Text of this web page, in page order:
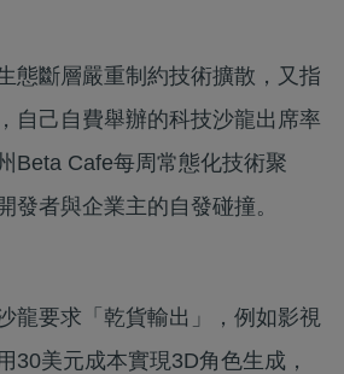
態斷層嚴重制約技術擴散，又指
自己自費舉辦的科技沙龍出席率
Beta Cafe每周常態化技術聚
發者與企業主的自發碰撞。
龍要求「乾貨輸出」，例如影視
30美元成本實現3D角色生成，